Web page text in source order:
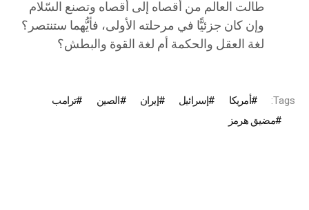
طالت العالم من أقصاه إلى أقصاه وتصنع السّلام
وإن كان جزئيًّا في مرحلته الأولى، فأيُّهما ستنتصر؟
لغة العقل والحكمة أم لغة القوة والبطش؟
Tags: أمريكا إسرائيل إيران الصين
ترامب
مضيق هرمز